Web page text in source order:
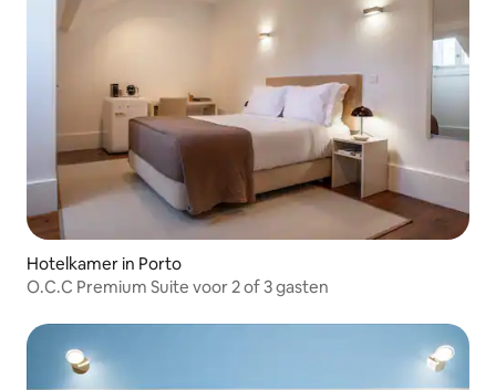
Hotelkamer in Porto
O.C.C Premium Suite voor 2 of 3 gasten